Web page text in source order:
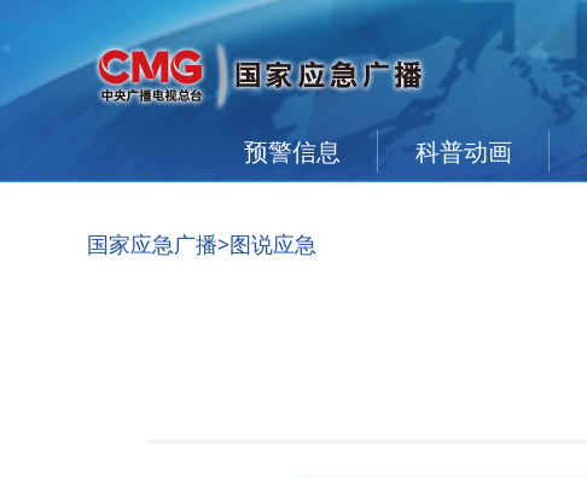
预警信息 科普动画
国家应急广播>图说应急